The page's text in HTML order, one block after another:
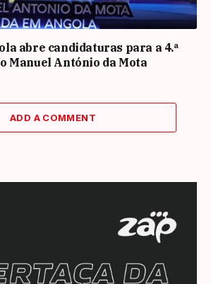
abre candidaturas para a 4.ª
Manuel António da Mota
ADD A COMMENT